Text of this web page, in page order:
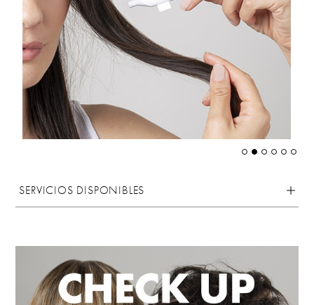
SERVICIOS DISPONIBLES